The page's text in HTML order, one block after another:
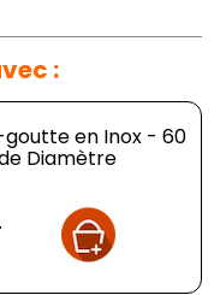
:
goutte en Inox - 60
Diamètre